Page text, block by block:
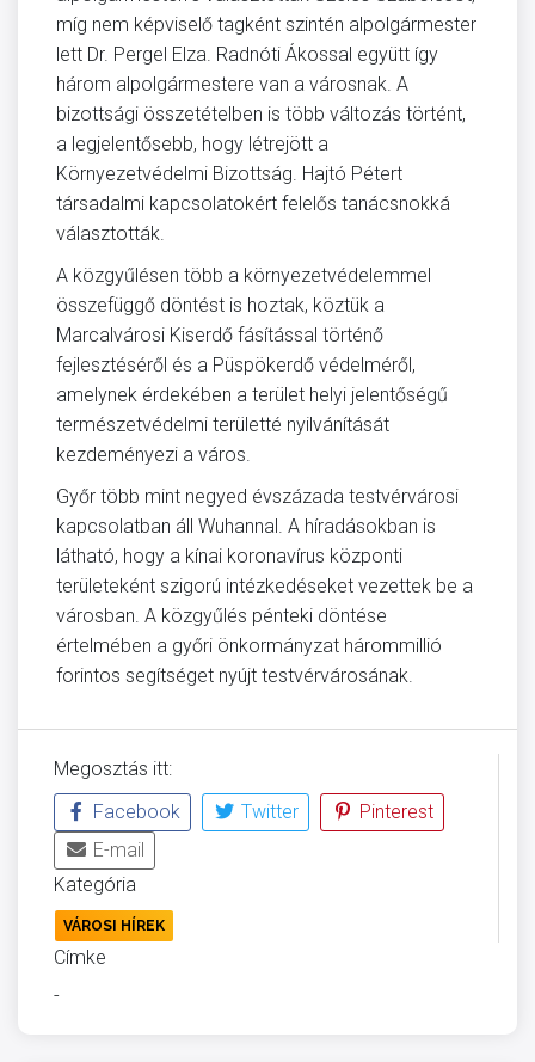
míg nem képviselő tagként szintén alpolgármester
lett Dr. Pergel Elza. Radnóti Ákossal együtt így
három alpolgármestere van a városnak. A
bizottsági összetételben is több változás történt,
a legjelentősebb, hogy létrejött a
Környezetvédelmi Bizottság. Hajtó Pétert
társadalmi kapcsolatokért felelős tanácsnokká
választották.
A közgyűlésen több a környezetvédelemmel
összefüggő döntést is hoztak, köztük a
Marcalvárosi Kiserdő fásítással történő
fejlesztéséről és a Püspökerdő védelméről,
amelynek érdekében a terület helyi jelentőségű
természetvédelmi területté nyilvánítását
kezdeményezi a város.
Győr több mint negyed évszázada testvérvárosi
kapcsolatban áll Wuhannal. A híradásokban is
látható, hogy a kínai koronavírus központi
területeként szigorú intézkedéseket vezettek be a
városban. A közgyűlés pénteki döntése
értelmében a győri önkormányzat hárommillió
forintos segítséget nyújt testvérvárosának.
Megosztás itt:
Facebook
Twitter
Pinterest
E-mail
Kategória
VÁROSI HÍREK
Címke
-